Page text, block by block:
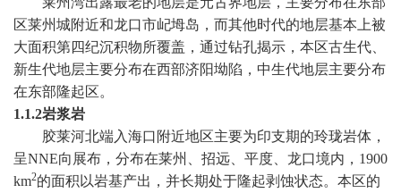
区莱州城附近和龙口市屺坶岛，而其他时代的地层基本上被
大面积第四纪沉积物所覆盖，通过钻孔揭示，本区古生代、
新生代地层主要分布在西部济阳坳陷，中生代地层主要分布
在东部隆起区。
1.1.2岩浆岩
胶莱河北端入海口附近地区主要为印支期的玲珑岩体，
呈NNE向展布，分布在莱州、招远、平度、龙口境内， 1900
km2的面积以岩基产出，并长期处于隆起剥蚀状态。本区的